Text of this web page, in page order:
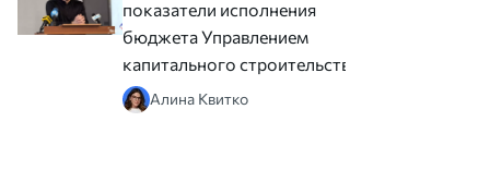
показатели исполнения
бюджета Управлением
капитального строительства
Алина Квитко